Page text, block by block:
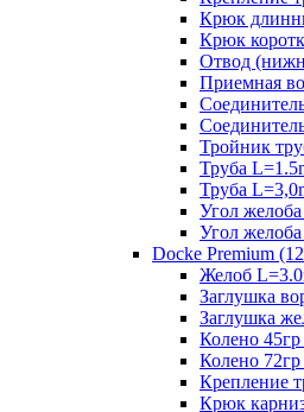
Крюк
Крюк
Отвод
Приемная
Тройник
Труба
Труба
Угол
Угол
Docke Premium
Желоб
Заглушка
Заглушка
Колено
Колено
Крепление
Крюк